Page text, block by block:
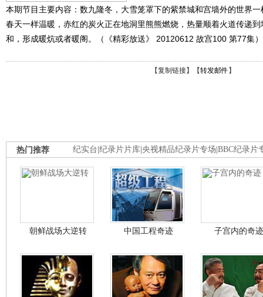
本期节目主要内容：数九隆冬，大雪笼罩下的紫禁城和宫墙外的世界
春天一样温暖，赤红的炭火正在地洞里熊熊燃烧，热量顺着火道传递
和，形成暖炕或者暖阁。（《精彩放送》 20120612 故宫100 第77集）
【复制链接】【转发邮件 】
纪实台 纪录片片库 央视精品纪录片专场 BBC纪录片
热门推荐
朝鲜战场大逆转 中国工程奇迹 子宫内的奇迹